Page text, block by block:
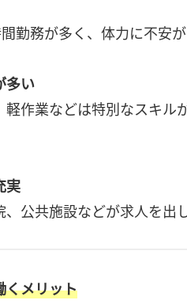
勤務が多く、体力に不安
多い
作業などは特別なスキ
実
公共施設などが求人を出
くメリット